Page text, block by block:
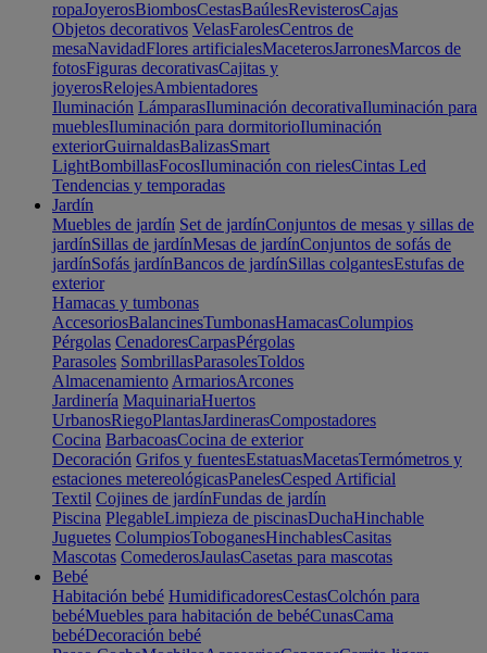
ropaJoyerosBiombosCestasBaúlesRevisterosCajas
Objetos decorativos VelasFarolesCentros de
mesaNavidadFlores artificialesMaceterosJarronesMarcos de
fotosFiguras decorativasCajitas y
joyerosRelojesAmbientadores
Iluminación LámparasIluminación decorativaIluminación para
mueblesIluminación para dormitorioIluminación
exteriorGuirnaldasBalizasSmart
LightBombillasFocosIluminación con rielesCintas Led
Tendencias y temporadas
Jardín
Muebles de jardín Set de jardínConjuntos de mesas y sillas de
jardínSillas de jardínMesas de jardínConjuntos de sofás de
jardínSofás jardínBancos de jardínSillas colgantesEstufas de
exterior
Hamacas y tumbonas
AccesoriosBalancinesTumbonasHamacasColumpios
Pérgolas CenadoresCarpasPérgolas
Parasoles SombrillasParasolesToldos
Almacenamiento ArmariosArcones
Jardinería MaquinariaHuertos
UrbanosRiegoPlantasJardinerasCompostadores
Cocina BarbacoasCocina de exterior
Decoración Grifos y fuentesEstatuasMacetasTermómetros y
estaciones metereológicasPanelesCesped Artificial
Textil Cojines de jardínFundas de jardín
Piscina PlegableLimpieza de piscinasDuchaHinchable
Juguetes ColumpiosToboganesHinchablesCasitas
Mascotas ComederosJaulasCasetas para mascotas
Bebé
Habitación bebé HumidificadoresCestasColchón para
bebéMuebles para habitación de bebéCunasCama
bebéDecoración bebé